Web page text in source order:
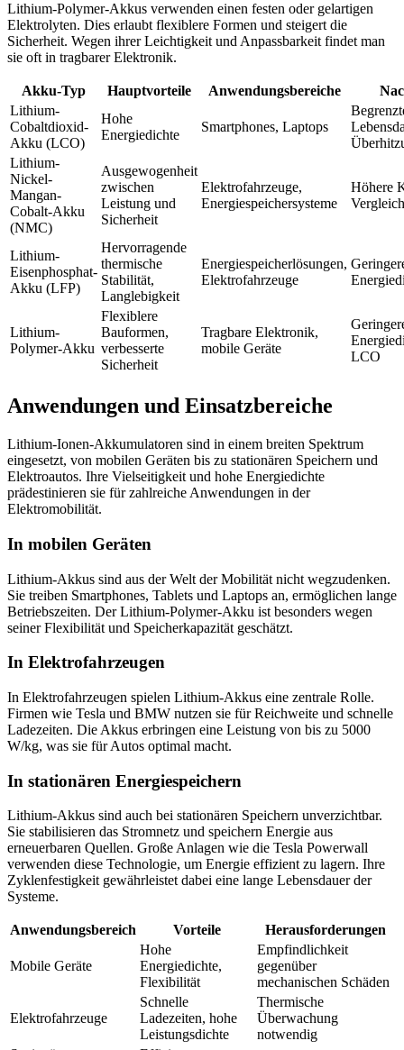
Lithium-Polymer-Akkus verwenden einen festen oder gelartigen
Elektrolyten. Dies erlaubt flexiblere Formen und steigert die
Sicherheit. Wegen ihrer Leichtigkeit und Anpassbarkeit findet man
sie oft in tragbarer Elektronik.
Akku-Typ Hauptvorteile Anwendungsbereiche
Lithium-
Cobaltdioxid-
Akku (LCO)
Hohe
Energiedichte
Smartphones, Laptops
Lithium-
Nickel-
Mangan-
Cobalt-Akku
(NMC)
Ausgewogenheit
zwischen
Leistung und
Sicherheit
Elektrofahrzeuge,
Energiespeichersysteme
Höhere
Lithium-
Eisenphosphat-
Akku (LFP)
Hervorragende
thermische
Stabilität,
Langlebigkeit
Energiespeicherlösungen,
Elektrofahrzeuge
Lithium-
Polymer-Akku
Flexiblere
Bauformen,
verbesserte
Sicherheit
Tragbare Elektronik,
mobile Geräte
LCO
Anwendungen und Einsatzbereiche
Lithium-Ionen-Akkumulatoren sind in einem breiten Spektrum
eingesetzt, von mobilen Geräten bis zu stationären Speichern und
Elektroautos. Ihre Vielseitigkeit und hohe Energiedichte
prädestinieren sie für zahlreiche Anwendungen in der
Elektromobilität.
In mobilen Geräten
Lithium-Akkus sind aus der Welt der Mobilität nicht wegzudenken.
Sie treiben Smartphones, Tablets und Laptops an, ermöglichen lange
Betriebszeiten. Der Lithium-Polymer-Akku ist besonders wegen
seiner Flexibilität und Speicherkapazität geschätzt.
In Elektrofahrzeugen
In Elektrofahrzeugen spielen Lithium-Akkus eine zentrale Rolle.
Firmen wie Tesla und BMW nutzen sie für Reichweite und schnelle
Ladezeiten. Die Akkus erbringen eine Leistung von bis zu 5000
W/kg, was sie für Autos optimal macht.
In stationären Energiespeichern
Lithium-Akkus sind auch bei stationären Speichern unverzichtbar.
Sie stabilisieren das Stromnetz und speichern Energie aus
erneuerbaren Quellen. Große Anlagen wie die Tesla Powerwall
verwenden diese Technologie, um Energie effizient zu lagern. Ihre
Zyklenfestigkeit gewährleistet dabei eine lange Lebensdauer der
Systeme.
Anwendungsbereich Vorteile Herausforderungen
Mobile Geräte
Hohe
Energiedichte,
Flexibilität
Empfindlichkeit
gegenüber
mechanischen Schäden
Elektrofahrzeuge
Schnelle
Ladezeiten, hohe
Leistungsdichte
Thermische
Überwachung
notwendig